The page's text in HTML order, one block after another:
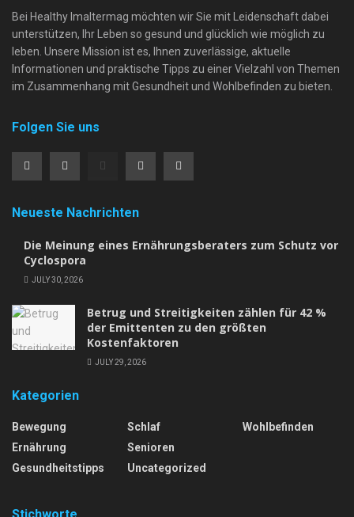
Bei Healthy Imaltermag möchten wir Sie mit Leidenschaft dabei
unterstützen, Ihr Leben so gesund und glücklich wie möglich zu
leben. Unsere Mission ist es, Ihnen zuverlässige, aktuelle
Informationen und praktische Tipps zu einer Vielzahl von Themen
im Zusammenhang mit Gesundheit und Wohlbefinden zu bieten.
Folgen Sie uns
Neueste Nachrichten
Die Meinung eines Ernährungsberaters zum Schutz vor
Cyclospora
JULY 30, 2026
Betrug und Streitigkeiten zählen für 42 %
der Emittenten zu den größten
Kostenfaktoren
JULY 29, 2026
Kategorien
Bewegung
Ernährung
Gesundheitstipps
Schlaf
Senioren
Uncategorized
Wohlbefinden